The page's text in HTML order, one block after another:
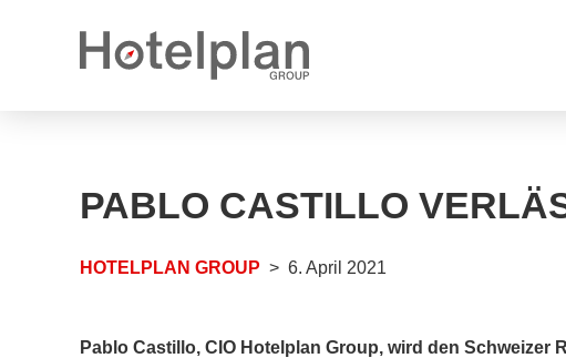
Jahresberichte
Logos
Offene Stellen
Offene Lehrstellen
PABLO CASTILLO
HOTELPLAN GROUP 6. April 2021
Pablo Castillo, CIO Hotelplan Group, wird den Schweizer